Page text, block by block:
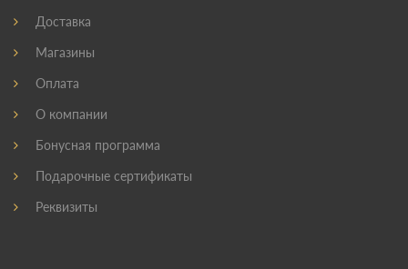
Доставка
Магазины
Оплата
О компании
Бонусная программа
Подарочные сертификаты
Реквизиты